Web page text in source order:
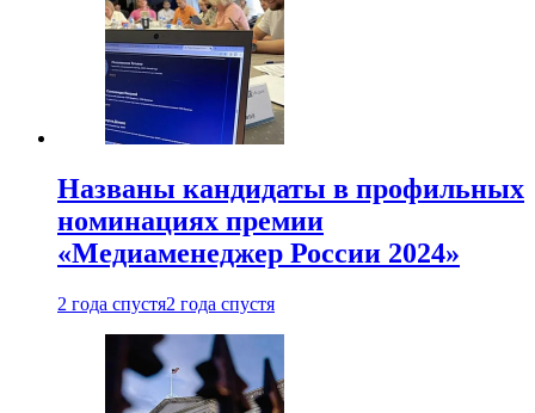
Названы кандидаты в профильных
номинациях премии
«Медиаменеджер России 2024»
2 года спустя2 года спустя